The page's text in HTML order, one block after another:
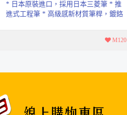
* 日本原裝進口，採用日本三菱筆 * 推
進式工程筆 * 高級感新材質筆桿，鍍鉻
M120